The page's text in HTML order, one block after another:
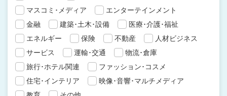
マスコミ･メディア
エンターテインメント
金融
建築･土木･設備
医療･介護･福祉
エネルギー
保険 不動産
人材ビジネス
サービス
運輸･交通
物流･倉庫
旅行･ホテル関連
ファッション･コスメ
住宅･インテリア
映像･音響･マルチメディア